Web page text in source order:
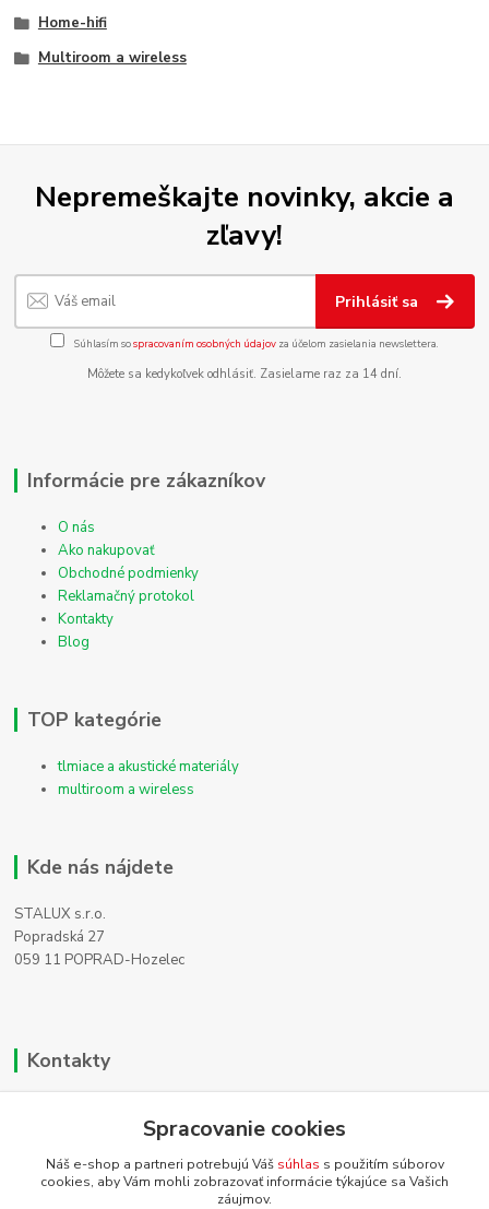
Home-hifi
Multiroom a wireless
Nepremeškajte novinky, akcie a
zľavy!
Prihlásiť sa
Súhlasím sospracovaním osobných údajov za účelom zasielania newslettera.
Môžete sa kedykoľvek odhlásiť. Zasielame raz za 14 dní.
Informácie pre zákazníkov
O nás
Ako nakupovať
Obchodné podmienky
Reklamačný protokol
Kontakty
Blog
TOP kategórie
tlmiace a akustické materiály
multiroom a wireless
Kde nás nájdete
STALUX s.r.o.
Popradská 27
059 11 POPRAD-Hozelec
Kontakty
+421 911 990 200
info@homehifi.sk
Spracovanie cookies
Náš e-shop a partneri potrebujú Váš súhlas s použitím súborov
cookies, aby Vám mohli zobrazovať informácie týkajúce sa Vašich
záujmov.